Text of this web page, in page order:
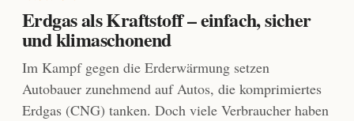
Erdgas als Kraftstoff – einfach, sicher
und klimaschonend
Im Kampf gegen die Erderwärmung setzen
Autobauer zunehmend auf Autos, die komprimiertes
Erdgas (CNG) tanken. Doch viele Verbraucher haben